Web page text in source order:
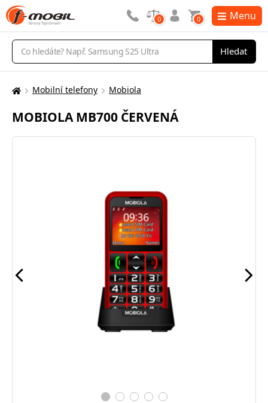
Vyhledávání
Hledat
0 0 Menu
Zde
nacházíte:
Mobilní telefony Mobiola
MOBIOLA MB700 ČERVENÁ